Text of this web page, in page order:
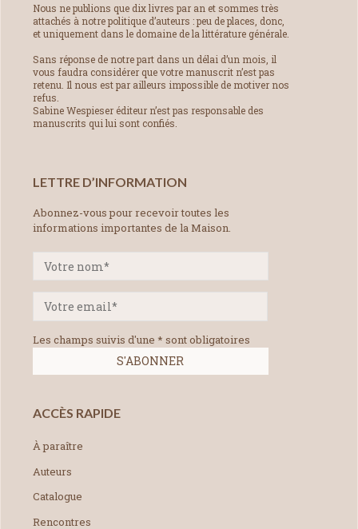
Nous ne publions que dix livres par an et sommes très
attachés à notre politique d’auteurs : peu de places, donc,
et uniquement dans le domaine de la littérature générale.
Sans réponse de notre part dans un délai d’un mois, il
vous faudra considérer que votre manuscrit n’est pas
retenu. Il nous est par ailleurs impossible de motiver nos
refus.
Sabine Wespieser éditeur n’est pas responsable des
manuscrits qui lui sont confiés.
LETTRE D’INFORMATION
Abonnez-vous pour recevoir toutes les
informations importantes de la Maison.
Les champs suivis d'une * sont obligatoires
ACCÈS RAPIDE
À paraître
Auteurs
Catalogue
Rencontres